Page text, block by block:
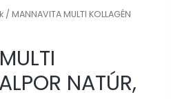
/ MANNAVITA MULTI KOLLAGÉN
NATÚR,